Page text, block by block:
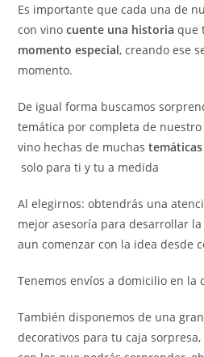
Es importante que cada una de
con vino cuente una historia que
momento especial, creando ese
momento.
De igual forma buscamos
temática por completa de nuestro
vino hechas de muchas
solo para ti y tu a medida
Al elegirnos: obtendrás una
mejor asesoría para desarrollar
aun comenzar con la idea desde
Tenemos envíos a domicilio en la
También disponemos de una
decorativos para tu caja